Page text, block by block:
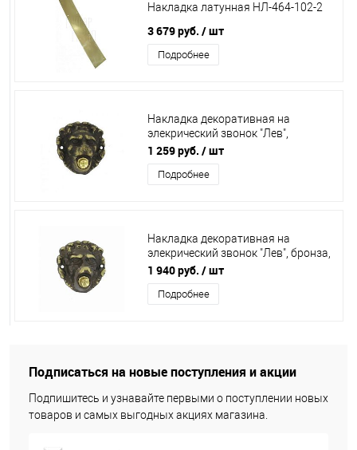
Накладка латунная НЛ-464-102-2
3 679 руб. / шт
Подробнее
Накладка декоративная на
элекрический звонок "Лев",
античная бронза, 2153 AF
1 259 руб. / шт
Подробнее
Накладка декоративная на
элекрический звонок "Лев", бронза,
2153 OGR
1 940 руб. / шт
Подробнее
Подписаться на новые поступления и акции
Подпишитесь и узнавайте первыми о поступлении новых
товаров и самых выгодных акциях магазина.